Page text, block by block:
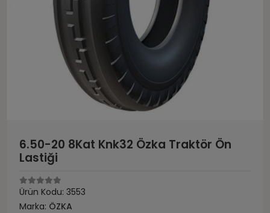
6.50-20 8Kat Knk32 Özka Traktör Ön
Lastiği
Ürün Kodu: 3553
Marka: ÖZKA